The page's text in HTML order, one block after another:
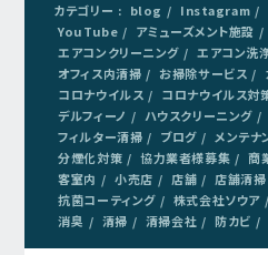
カテゴリー : blog Instagram
YouTube
アミューズメント施設
エアコンクリーニング
エアコン洗
オフィス内清掃
お掃除サービス
コロナウイルス
コロナウイルス対
デルフィーノ
ハウスクリーニング
フィルター清掃
ブログ メンテナ
分煙化対策
協力業者様募集 商
客室内
小売店 店舗 店舗清掃
抗菌コーティング
株式会社ソウア
消臭
清掃 清掃会社 防カビ